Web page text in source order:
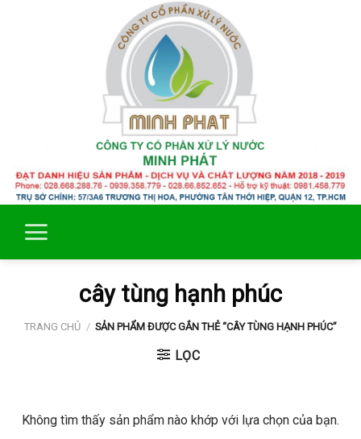
cây tùng hạnh phúc
TRANG CHỦ / SẢN PHẨM ĐƯỢC GẮN THẺ “CÂY TÙNG HẠNH PHÚC”
LỌC
Không tìm thấy sản phẩm nào khớp với lựa chọn của bạn.